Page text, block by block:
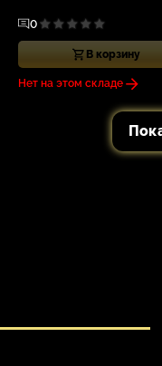
0
В корзину
Нет на этом складе